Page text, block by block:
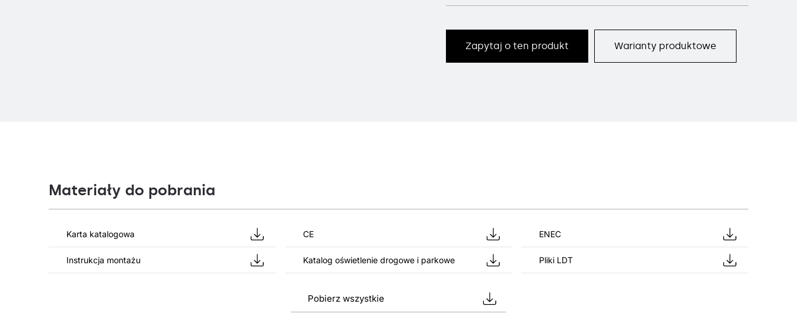
Zapytaj o ten produkt Warianty produktowe
Materiały do pobrania
Karta katalogowa CE ENEC
Instrukcja montażu Katalog oświetlenie drogowe i parkowe Pliki LDT
Pobierz wszystkie